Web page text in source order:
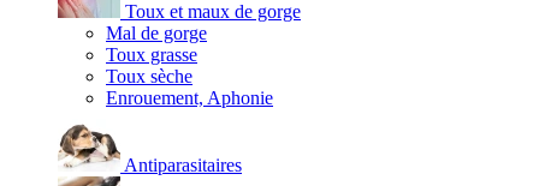
Toux et maux de gorge
Mal de gorge
Toux grasse
Toux sèche
Enrouement, Aphonie
Antiparasitaires